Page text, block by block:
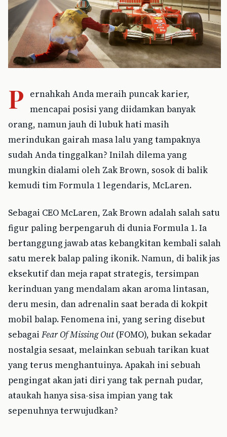
P ernahkah Anda meraih puncak karier,
mencapai posisi yang diidamkan banyak
orang, namun jauh di lubuk hati masih
merindukan gairah masa lalu yang tampaknya
sudah Anda tinggalkan? Inilah dilema yang
mungkin dialami oleh Zak Brown, sosok di balik
kemudi tim Formula 1 legendaris, McLaren.
Sebagai CEO McLaren, Zak Brown adalah salah satu
figur paling berpengaruh di dunia Formula 1. Ia
bertanggung jawab atas kebangkitan kembali salah
satu merek balap paling ikonik. Namun, di balik jas
eksekutif dan meja rapat strategis, tersimpan
kerinduan yang mendalam akan aroma lintasan,
deru mesin, dan adrenalin saat berada di kokpit
mobil balap. Fenomena ini, yang sering disebut
sebagai Fear Of Missing Out(FOMO), bukan sekadar
nostalgia sesaat, melainkan sebuah tarikan kuat
yang terus menghantuinya. Apakah ini sebuah
pengingat akan jati diri yang tak pernah pudar,
ataukah hanya sisa-sisa impian yang tak
sepenuhnya terwujudkan?